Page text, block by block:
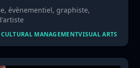
évènementiel, graphiste,
MANAGEMENTVISUAL ARTS